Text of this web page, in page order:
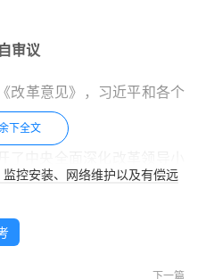
审议
改革意见》，习近平和各个
次会议审议了一个方案和两
于深化考试招生制度改革的
议都审议哪些内容。第三次
下全文
监控安装、网络维护以及有偿远
下一篇